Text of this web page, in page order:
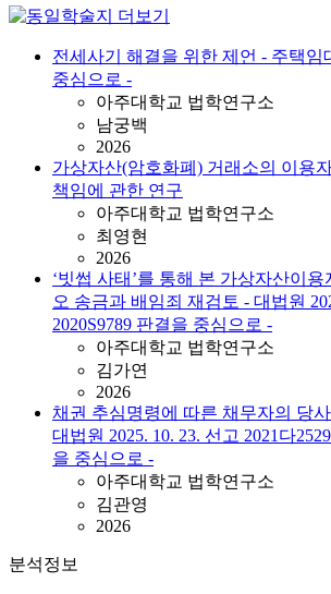
전세사기 해결을 위한 제언 - 주택임
중심으로 -
아주대학교 법학연구소
남궁백
2026
가상자산(암호화폐) 거래소의 이용
책임에 관한 연구
아주대학교 법학연구소
최영현
2026
‘빗썹 사태’를 통해 본 가상자산이
오 송금과 배임죄 재검토 - 대법원
2020S9789 판결을 중심으로 -
아주대학교 법학연구소
김가연
2026
채권 추심명령에 따른 채무자의 당
대법원 2025. 10. 23. 선고 2021다
을 중심으로 -
아주대학교 법학연구소
김관영
2026
분석정보